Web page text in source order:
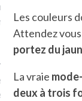
! Marcheuse des
des ruines et
qui Marche
cochère ou pas.
pas d’interdit.
Les couleurs
Attendez
portez du
La vraie
deux à trois